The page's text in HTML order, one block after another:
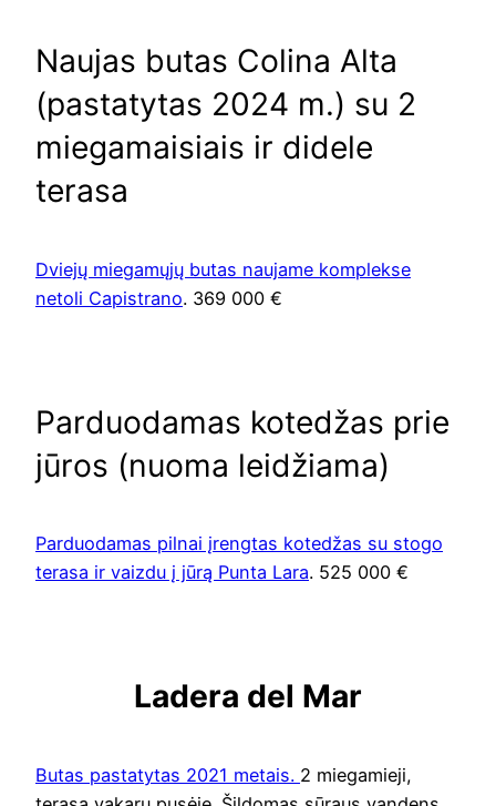
Naujas butas Colina Alta
(pastatytas 2024 m.) su 2
miegamaisiais ir didele
terasa
Dviejų miegamųjų butas naujame komplekse
netoli Capistrano. 369 000 €
Parduodamas kotedžas prie
jūros (nuoma leidžiama)
Parduodamas pilnai įrengtas kotedžas su stogo
terasa ir vaizdu į jūrą Punta Lara. 525 000 €
Ladera del Mar
Butas pastatytas 2021 metais. 2 miegamieji,